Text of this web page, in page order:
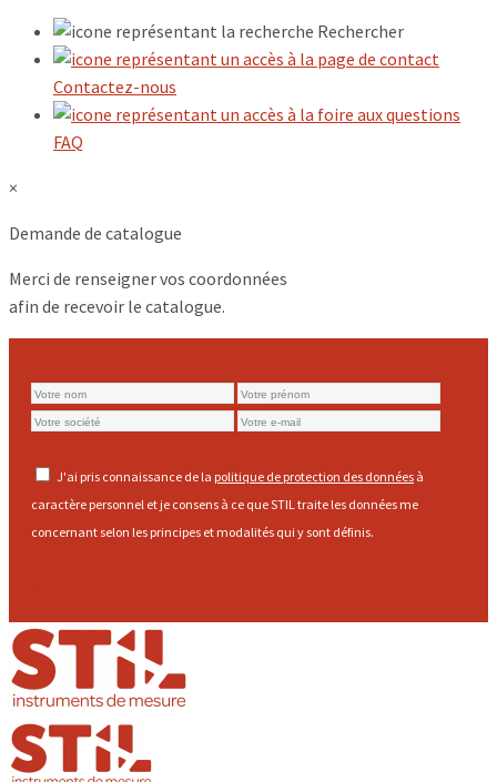
Rechercher
Contactez-nous
FAQ
×
Demande de catalogue
Merci de renseigner vos coordonnées
afin de recevoir le catalogue.
J'ai pris connaissance de la politique de protection des données à
caractère personnel et je consens à ce que STIL traite les données me
concernant selon les principes et modalités qui y sont définis.